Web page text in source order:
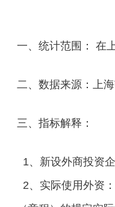
一、统计范围： 在
二、数据来源：上海
三、指标解释：
1、新设外商投资
2、实际使用外资